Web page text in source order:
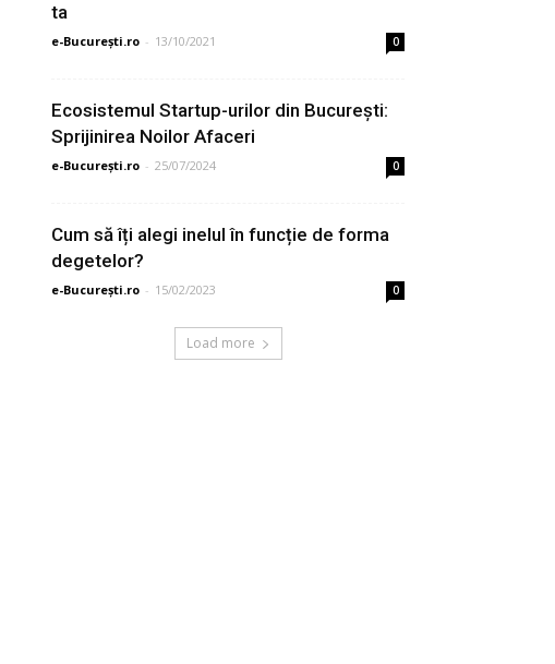
ta
e-București.ro - 13/10/2021 0
Ecosistemul Startup-urilor din București:
Sprijinirea Noilor Afaceri
e-București.ro - 25/07/2024 0
Cum să îți alegi inelul în funcție de forma
degetelor?
e-București.ro - 15/02/2023 0
Load more